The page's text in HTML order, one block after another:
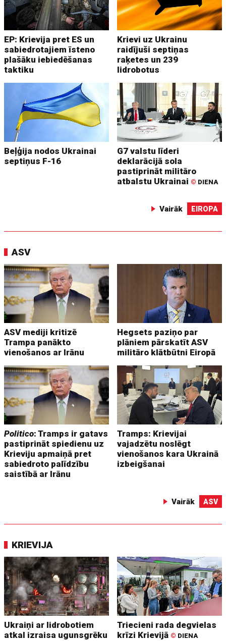
EP: Krievija pret ES un
sabiedrotajiem īsteno
plašāku iebiedēšanas
taktiku
Krievi uz Ukrainu
raidījuši septiņas
raķetes un 239
lidrobotus
Beļģija nodos Ukrainai
septiņus F-16
G7 valstu līderi
deklarācijā sola
pastiprināt militāro
atbalstu Ukrainai © DIENA
Vairāk EIROPA
ASV
ASV mediji kritizē
Trampa panākto
vienošanos ar Irānu
Hegsets paziņo par
plāniem pārskatīt ASV
militāro klātbūtni Eiropā
Politico: Tramps ir gatavs
pastiprināt spiedienu uz
Krieviju apmaiņā pret
sabiedroto palīdzību
saistībā ar Irānu
Tramps: Krievijai
vajadzētu noslēgt
vienošanos kara Ukrainā
izbeigšanai
Vairāk ASV
KRIEVIJA
Ukraiņi ar lidrobotiem
atkal izraisa ugunsgrēku
Triecieni rada degvielas
krīzi Krievijā © DIENA